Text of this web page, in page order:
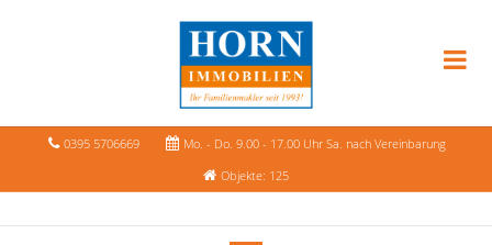
0395 5706669
Mo. - Do. 9.00 - 17.00 Uhr Sa. nach Vereinbarung
Objekte: 125